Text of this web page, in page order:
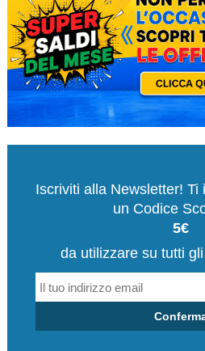
Iscriviti alla Newsletter! Ti
un Codice
5€
da utilizzare su tutti